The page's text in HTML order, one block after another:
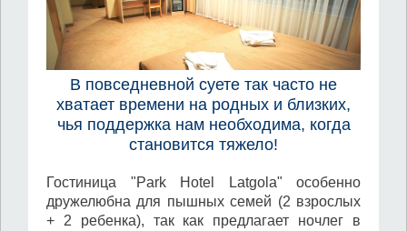
В повседневной суете так часто не
хватает времени на родных и близких,
чья поддержка нам необходима, когда
становится тяжело!
Гостиница "Park Hotel Latgola" особенно
дружелюбна для пышных семей (2 взрослых
+ 2 ребенка), так как предлагает ночлег в